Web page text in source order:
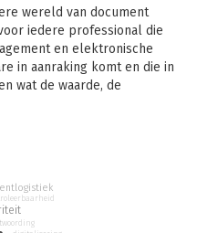
wereld van document
iedere professional die
en elektronische
in aanraking komt en die in
wat de waarde, de
zaken afhandelen,
of beleid ontwikkelen.
wordt gewerkt, met
beide, maakt geen verschil.